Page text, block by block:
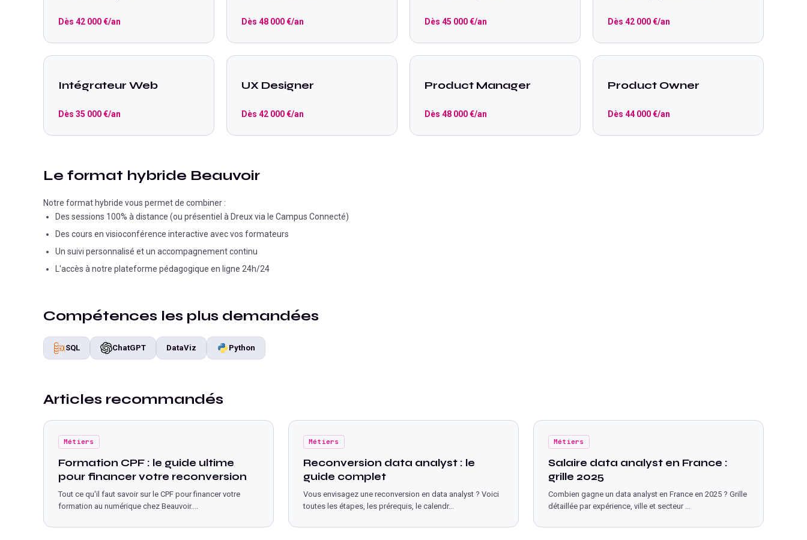
Dès 42 000€/an Dès 48 000€/an Dès 45 000€/an Dès 42 000€/an
Intégrateur Web
Dès 35 000€/an
UX Designer
Dès 42 000€/an
Product Manager
Dès 48 000€/an
Product Owner
Dès 44 000€/an
Le format hybride Beauvoir
Notre format hybride vous permet de combiner :
Des sessions 100% à distance (ou présentiel à Dreux via le Campus Connecté)
Des cours en visioconférence interactive avec vos formateurs
Un suivi personnalisé et un accompagnement continu
L'accès à notre plateforme pédagogique en ligne 24h/24
Compétences les plus demandées
SQL ChatGPT DataViz Python
Articles recommandés
Métiers
Formation CPF : le guide ultime
pour financer votre reconversion
Tout ce qu'il faut savoir sur le CPF pour financer votre
formation au numérique chez Beauvoir....
Métiers
Reconversion data analyst : le
guide complet
Vous envisagez une reconversion en data analyst ? Voici
toutes les étapes, les prérequis, le calendr...
Métiers
Salaire data analyst en France :
grille 2025
Combien gagne un data analyst en France en 2025 ? Grille
détaillée par expérience, ville et secteur ...